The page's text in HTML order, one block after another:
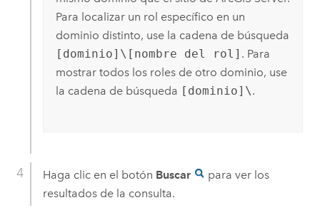
Para localizar un rol específico en un
dominio distinto, use la cadena de búsqueda
[dominio]\[nombre del rol] . Para
mostrar todos los roles de otro dominio, use
la cadena de búsqueda [dominio]\.
Haga clic en el botón Buscar
para ver los
resultados de la consulta.